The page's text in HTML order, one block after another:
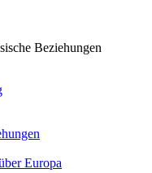
Beziehungen
Europa